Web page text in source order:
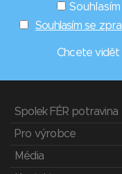
Souhlasím se
Chcete vidět
Spolek FÉR potravina
Pro výrobce
Média